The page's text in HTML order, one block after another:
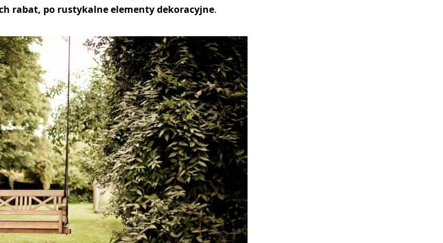
rabat, po rustykalne elementy dekoracyjne.